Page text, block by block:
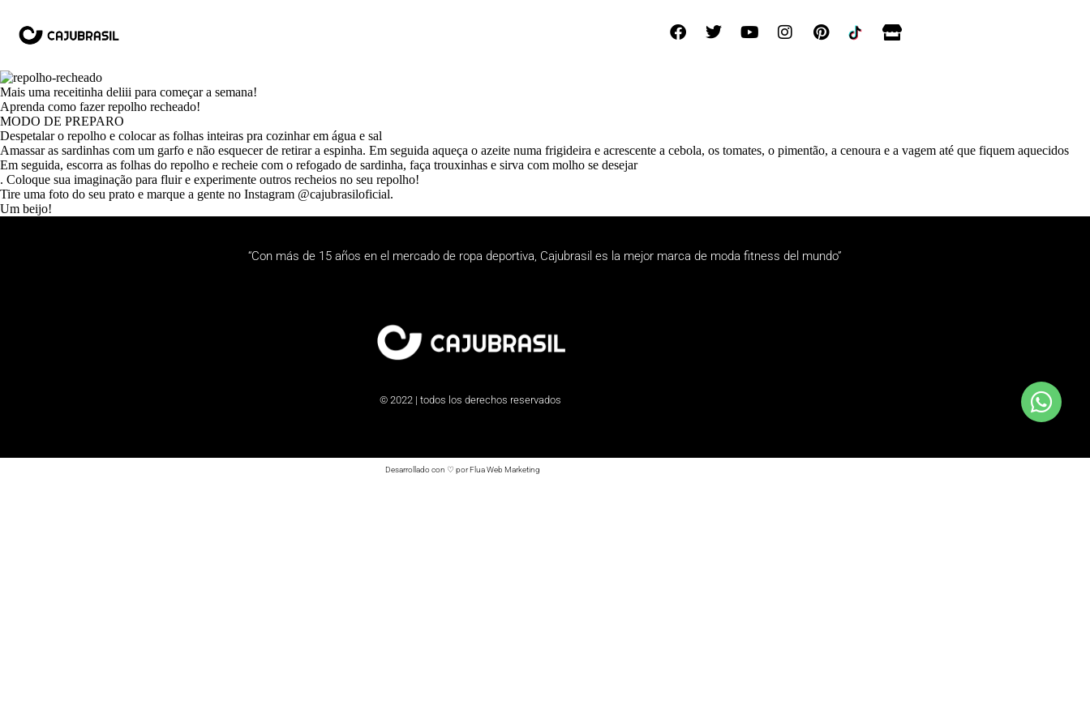
Mais uma receitinha deliii para começar a semana!
Aprenda como fazer repolho recheado!
MODO DE PREPARO
Despetalar o repolho e colocar as folhas inteiras pra cozinhar em água e sal
Amassar as sardinhas com um garfo e não esquecer de retirar a espinha. Em seguida aqueça o azeite numa frigideira e acrescente a cebola, os tomates, o pimentão, a cenoura e a vagem até que fiquem aquecidos
Em seguida, escorra as folhas do repolho e recheie com o refogado de sardinha, faça trouxinhas e sirva com molho se desejar
. Coloque sua imaginação para fluir e experimente outros recheios no seu repolho!
Tire uma foto do seu prato e marque a gente no Instagram @cajubrasiloficial.
Um beijo!
“Con más de 15 años en el mercado de ropa deportiva, Cajubrasil es la mejor marca de moda fitness del mundo”
© 2022 | todos los derechos reservados
Desarrollado con ♡ por Flua Web Marketing